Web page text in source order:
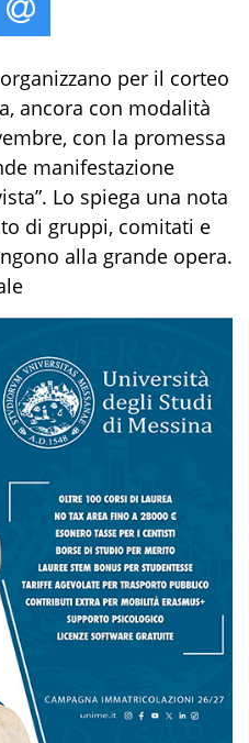
per il corteo
ancora con modalità
con la promessa
manifestazione
Lo spiega una nota
di gruppi, comitati e
alla grande opera.